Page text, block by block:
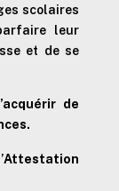
scolaires
leur
et de se
de
Attestation